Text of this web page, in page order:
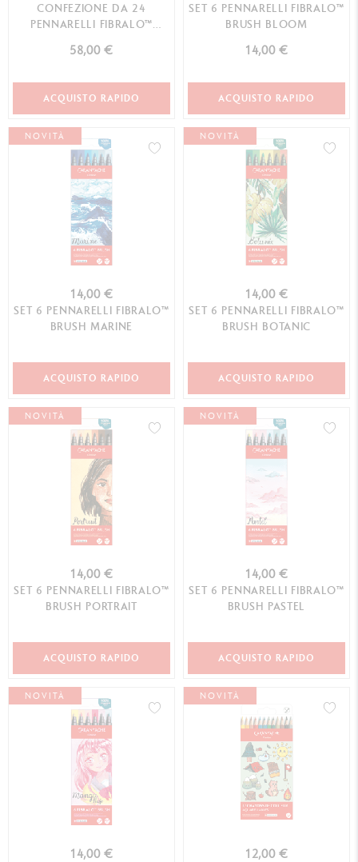
CONFEZIONE DA 24
PENNARELLI FIBRALO™
58,00 €
ACQUISTO RAPIDO
SET 6 PENNARELLI FIBRALO™
BRUSH BLOOM
14,00 €
ACQUISTO RAPIDO
NOVITÀ
14,00 €
SET 6 PENNARELLI FIBRALO™
BRUSH MARINE
ACQUISTO RAPIDO
NOVITÀ
14,00 €
SET 6 PENNARELLI FIBRALO™
BRUSH BOTANIC
ACQUISTO RAPIDO
NOVITÀ
14,00 €
SET 6 PENNARELLI FIBRALO™
BRUSH PORTRAIT
ACQUISTO RAPIDO
NOVITÀ
14,00 €
SET 6 PENNARELLI FIBRALO™
BRUSH PASTEL
ACQUISTO RAPIDO
NOVITÀ
14,00 €
NOVITÀ
12,00 €